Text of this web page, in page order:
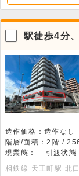
問い合わせください
駅徒歩4分
造作価格：造作なし
階層/面積：2階 /
現業態：
引渡状態
相鉄線 天王町駅 北